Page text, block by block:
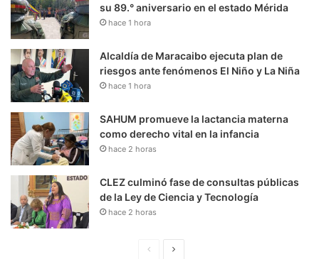
su 89.° aniversario en el estado Mérida
hace 1 hora
Alcaldía de Maracaibo ejecuta plan de
riesgos ante fenómenos El Niño y La Niña
hace 1 hora
SAHUM promueve la lactancia materna
como derecho vital en la infancia
hace 2 horas
CLEZ culminó fase de consultas públicas
de la Ley de Ciencia y Tecnología
hace 2 horas